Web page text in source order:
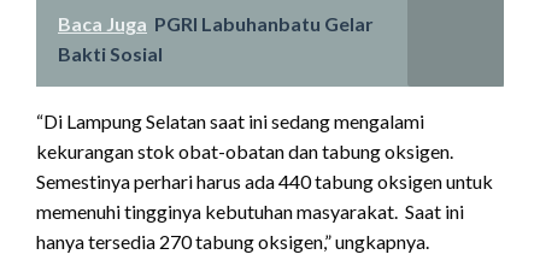
Baca Juga PGRI Labuhanbatu Gelar
Bakti Sosial
“Di Lampung Selatan saat ini sedang mengalami
kekurangan stok obat-obatan dan tabung oksigen.
Semestinya perhari harus ada 440 tabung oksigen untuk
memenuhi tingginya kebutuhan masyarakat. Saat ini
hanya tersedia 270 tabung oksigen,” ungkapnya.